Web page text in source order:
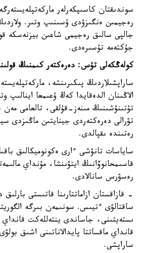
سوندىقتان كاسىپكەرلەر
رەجيمىن ەنگىزۋدى ۇسىنىپ وتىر.
جالپى سالىق رەجيمى شاعىن بيزنەسكە
جۇكتەمە تۇسىرەدى.
كولەڭكەلى تۇس: دەرەكتەر كىمنىڭ
ساراپشىلاردىڭ پىكىرىنشە،
الاڭىنان الدەقايدا كەڭ ۇعىمعا اينالىپ
تۇتىنۋشىنىڭ مىنەز-قۇلقى، تالعامى مەن
تۋرالى دەرەكتەردى جينايتىن ماڭىزدى
رەتىندە ىقپالدى.
ساياسات تانۋشى ءارى ەكونوميكالىق
قاسىمحانوۆانىڭ ايتۋىنشا، مۇنداي
رەسۋرس سانالادى.
- قازاقستان ازاماتتارىنا قاتىستى
ساقتالۋى ءتيىس. سونىمەن بىرگە
ىستەيتىنى، جاساندى ينتەللەكت
قانداي ماقساتتا پايدالاناتىنى اشىق
ساراپشى.